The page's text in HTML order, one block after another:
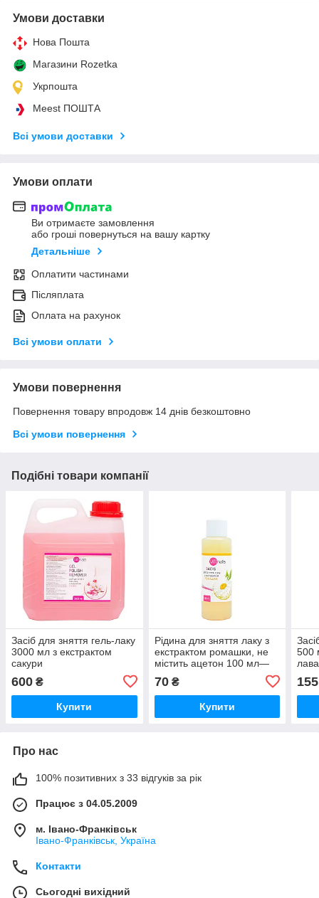
Умови доставки
Нова Пошта
Магазини Rozetka
Укрпошта
Meest ПОШТА
Всі умови доставки
Умови оплати
Ви отримаєте замовлення
або гроші повернуться на вашу картку
Детальніше
Оплатити частинами
Післяплата
Оплата на рахунок
Всі умови оплати
Умови повернення
Повернення товару впродовж 14 днів безкоштовно
Всі умови повернення
Подібні товари компанії
Засіб для зняття гель-лаку
3000 мл з екстрактом
сакури
600 ₴
Купити
Рідина для зняття лаку з
екстрактом ромашки, не
містить ацетон 100 мл—
70₴
Купити
500
155
Про нас
100% позитивних з 33 відгуків за рік
Працює з 04.05.2009
м. Івано-Франківськ
Івано-Франківськ, Україна
Контакти
Сьогодні вихідний